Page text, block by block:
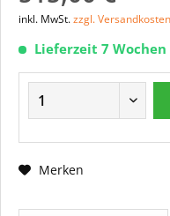
inkl. MwSt.zzgl. Versandkosten
Lieferzeit 7 Wochen
Merken